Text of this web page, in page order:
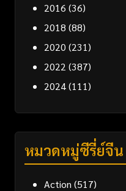
2016 (36)
2018 (88)
2020 (231)
2022 (387)
2024(111)
หมวดหมู่ซีรี่ย์จีน
Action (517)